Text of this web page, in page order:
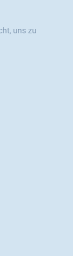
uns zu